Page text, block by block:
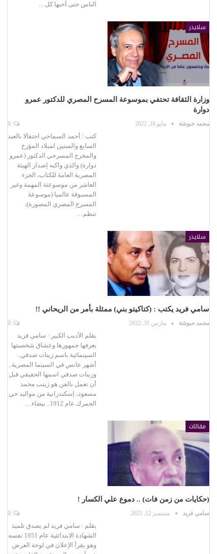
الناس حتى أحبها كل…
سلايدر
وزارة الثقافة تحتفي بموسوعة المسرح المصري للدكتور عمرو
دوارة
محمد حبوشة مايو 16, 2022
كتب : أحمد السماحي احتفالا بالعيد
السابع والستين لميلاد المؤرخ
والمخرج المسرحي الدكتور (عمرو
دوارة) والذي واكبه إصدار الهيئة
المصرية العامة للكتاب، الجزء
العاشر من موسوعتة المهمة وغير
المسبوقة عالميا (موسوعة
المسرح المصري المصورة)،
تنظم…
سلايدر
سامي فريد يكتب : (كتاكيتو بني) ممثلة بأمر من الريحاني !!
محمد حبوشة مارس 31, 2022
بقلم الأديب الكبير : سامي فريد
يعرفها جمهورها وعشاق شخصيتها
السينمائية باسم زينات صدقي..
أشهر عانس في السينما المصرية..
وزينات صدقي اسمها الحقيقي قبل
أن تعمل بالفن هو زينب محمد
مسعود، إسكندرانية من مواليد حي
الجمرك عام 1912.. بيضاء…
مقالات
(حكايات من زمن فات) .. دموع علي الكسار !
سامي فريد سبتمبر 12, 2021
بقلم : سامي فريد لم يصدق تلميذ
الشهادة الابتدائئية عام 1951 نفسه
وهو يقرأ الإعلان في لوحة العرض